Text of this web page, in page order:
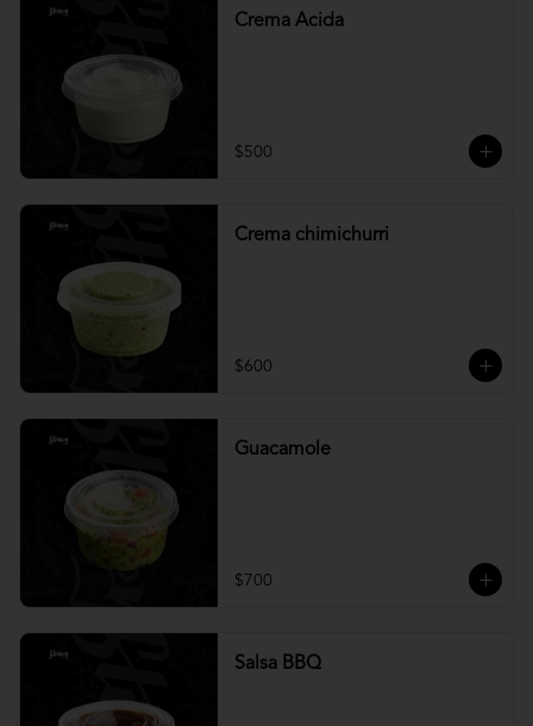
Crema Acida
$500
Crema chimichurri
$600
Guacamole
$700
Salsa BBQ